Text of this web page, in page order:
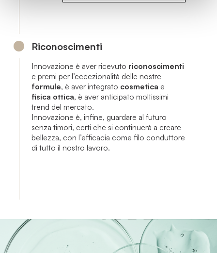
Riconoscimenti
Innovazione è aver ricevuto riconoscimenti
e premi per l’eccezionalità delle nostre
formule, è aver integrato cosmetica e
fisica ottica, è aver anticipato moltissimi
trend del mercato.
Innovazione è, infine, guardare al futuro
senza timori, certi che si continuerà a creare
bellezza, con l’efficacia come filo conduttore
di tutto il nostro lavoro.